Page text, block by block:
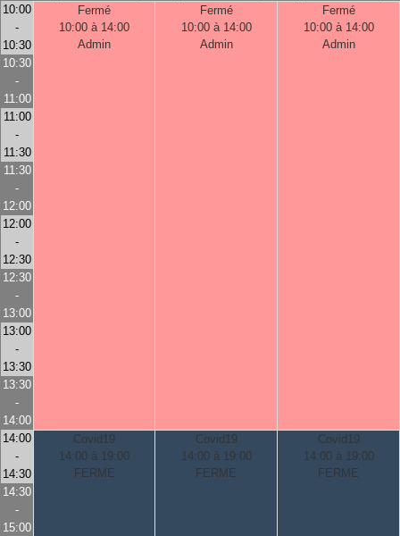
10:00
-
10:30
Fermé
10:00 à 14:00
Admin
Fermé
10:00 à 14:00
Admin
Fermé
10:00 à 14:00
Admin
10:30
-
11:00
11:00
-
11:30
11:30
-
12:00
12:00
-
12:30
12:30
-
13:00
13:00
-
13:30
13:30
-
14:00
14:00
-
14:30
Covid19
14:00 à 19:00
FERME
Covid19
14:00 à 19:00
FERME
Covid19
14:00 à 19:00
FERME
14:30
-
15:00